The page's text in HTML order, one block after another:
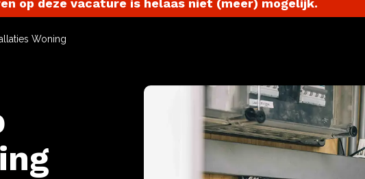
op deze vacature is helaas niet (meer) mogelijk.
Woning